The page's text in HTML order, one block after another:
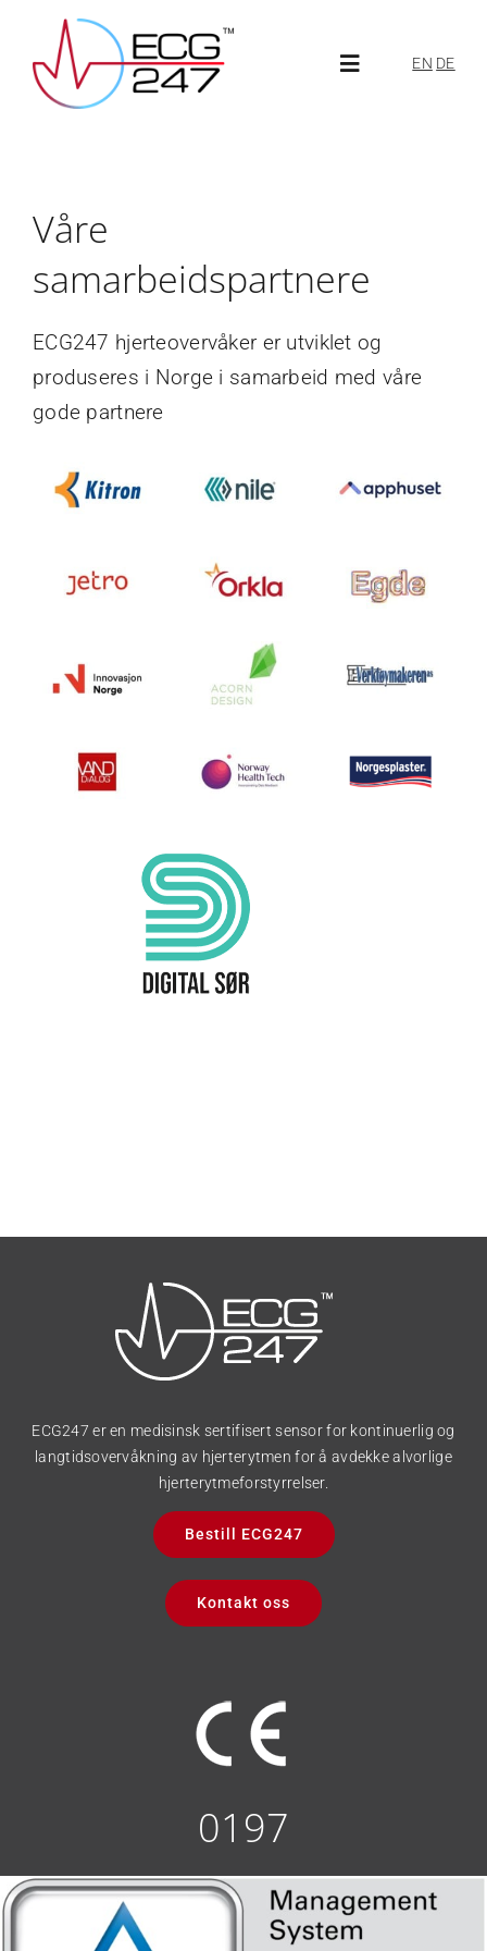
content
Toggle
Om oss
Aktuelt
ECG247-portal
EN DE
Våre
samarbeidspartnere
ECG247 hjerteovervåker er utviklet og
produseres i Norge i samarbeid med våre
gode partnere
ECG247 er en medisinsk sertifisert sensor for kontinuerlig og
langtidsovervåkning av hjerterytmen for å avdekke alvorlige
hjerterytmeforstyrrelser.
Bestill ECG247
Kontakt oss
0197